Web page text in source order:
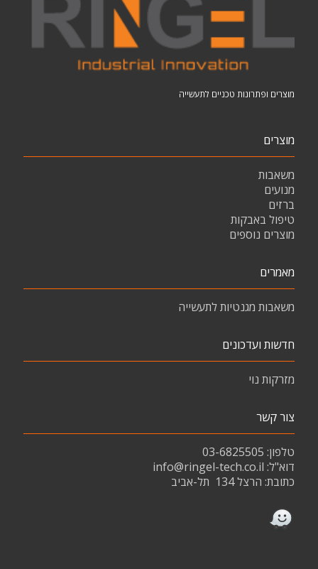
מוצרים ופתרונות טכניים לתעשייה
מוצרים
משאבות
מנועים
ברזים
טיפול באבקות
מוצרים נוספים
מאמרים
משאבות מגנטיות לתעשייה
חדשות ועדכונים
מזרקות נוי
צור קשר
טלפון: 03-6825505
דוא"ל: info@ringel-tech.co.il
כתובת: הרצל 134 תל-אביב